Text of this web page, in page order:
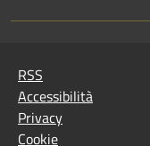
RSS
Accessibilità
Privacy
Cookie